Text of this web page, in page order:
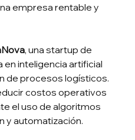
empresa rentable y
, una startup de
inteligencia artificial
de procesos logísticos.
costos operativos
el uso de algoritmos
y automatización.